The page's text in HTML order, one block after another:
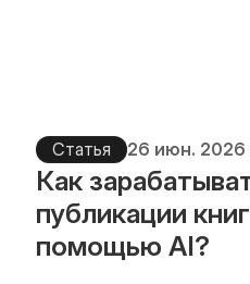
Статья 26 июн. 2026
Как
публикации
помощью AI?